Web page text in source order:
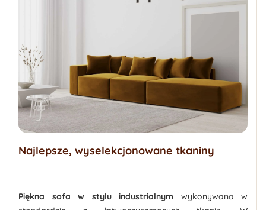
Najlepsze, wyselekcjonowane tkaniny
Piękna sofa w stylu industrialnym wykonywana w